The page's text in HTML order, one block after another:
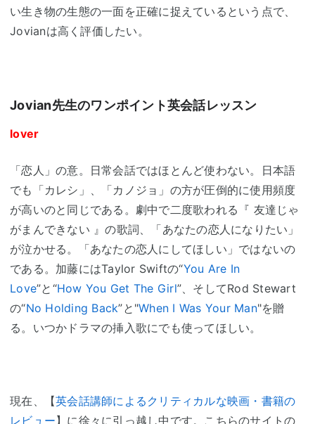
い生き物の生態の一面を正確に捉えているという点で、
Jovianは高く評価したい。
Jovian先生のワンポイント英会話レッスン
lover
「恋人」の意。日常会話ではほとんど使わない。日本語
でも「カレシ」、「カノジョ」の方が圧倒的に使用頻度
が高いのと同じである。劇中で二度歌われる『 友達じゃ
がまんできない 』の歌詞、「あなたの恋人になりたい」
が泣かせる。「あなたの恋人にしてほしい」ではないの
である。加藤にはTaylor Swiftの“You Are In
Love”と“How You Get The Girl”、そしてRod Stewart
の“No Holding Back”と"When I Was Your Man"を贈
る。いつかドラマの挿入歌にでも使ってほしい。
現在、【英会話講師によるクリティカルな映画・書籍の
レビュー】に徐々に引っ越し中です。こちらのサイトの